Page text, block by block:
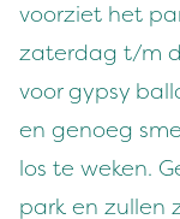
voorziet het
zaterdag t/m
voor gypsy
en genoeg
los te weken.
park en zullen